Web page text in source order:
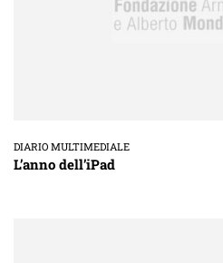
DIARIO MULTIMEDIALE
L’anno dell’iPad